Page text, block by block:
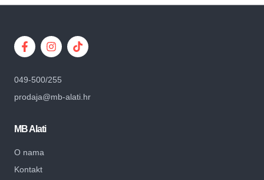
049-500/255
prodaja@mb-alati.hr
MB Alati
O nama
Kontakt